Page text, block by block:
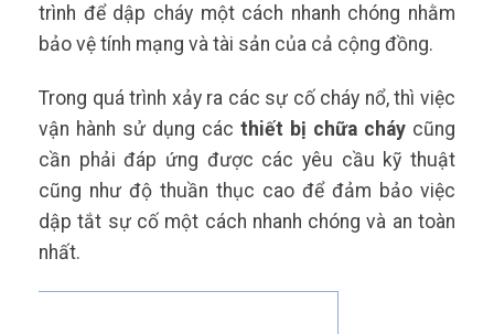
trình để dập cháy một cách nhanh chóng nhằm
bảo vệ tính mạng và tài sản của cả cộng đồng.
Trong quá trình xảy ra các sự cố cháy nổ, thì việc
vận hành sử dụng các thiết bị chữa cháy cũng
cần phải đáp ứng được các yêu cầu kỹ thuật
cũng như độ thuần thục cao để đảm bảo việc
dập tắt sự cố một cách nhanh chóng và an toàn
nhất.